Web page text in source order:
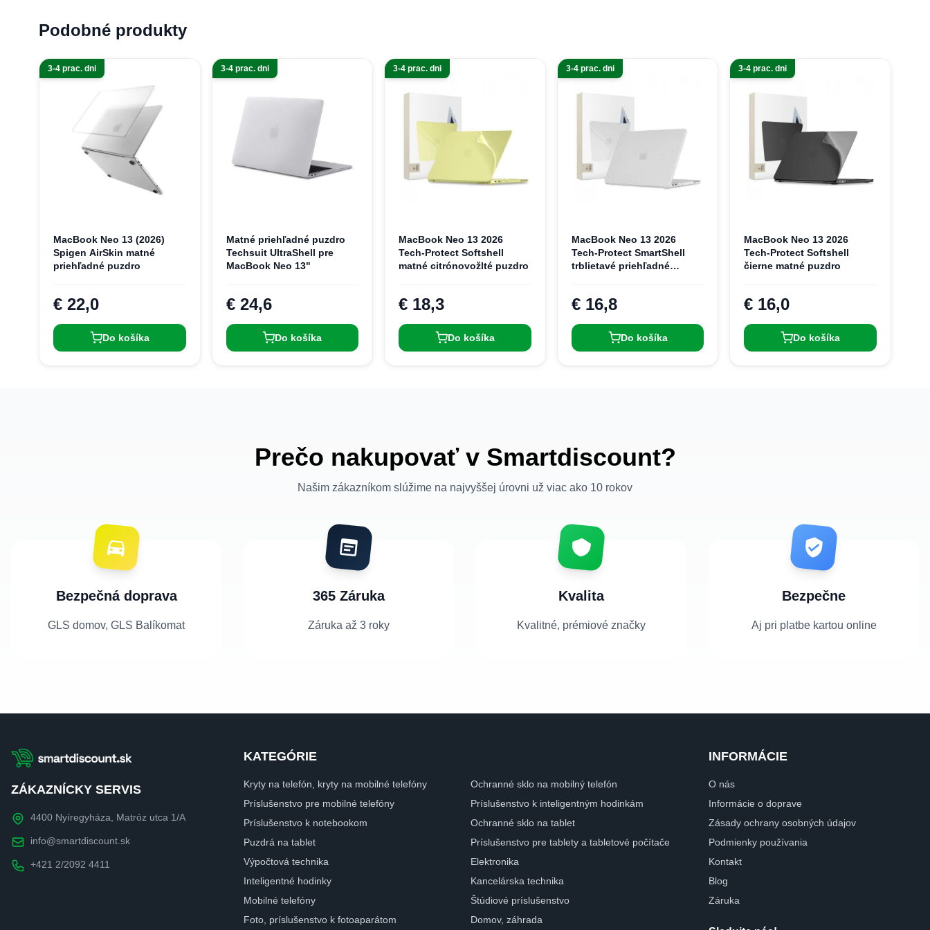
Podobné produkty
3-4 prac. dni
MacBook Neo 13 (2026)
Spigen AirSkin matné
priehľadné puzdro
€ 22,0
Do košíka
3-4 prac. dni
Matné priehľadné puzdro
Techsuit UltraShell pre
MacBook Neo 13"
€ 24,6
Do košíka
3-4 prac. dni
MacBook Neo 13 2026
Tech-Protect Softshell
matné citrónovožlté puzdro
€ 18,3
Do košíka
3-4 prac. dni
MacBook Neo 13 2026
Tech-Protect SmartShell
trblietavé priehľadné
€ 16,8
Do košíka
3-4 prac. dni
MacBook Neo 13 2026
Tech-Protect Softshell
čierne matné puzdro
€ 16,0
Do košíka
Prečo nakupovať v Smartdiscount?
Našim zákazníkom slúžime na najvyššej úrovni už viac ako 10 rokov
Bezpečná doprava
GLS domov, GLS Balíkomat
365 Záruka
Záruka až 3 roky
Kvalita
Kvalitné, prémiové značky
Bezpečne
Aj pri platbe kartou online
ZÁKAZNÍCKY SERVIS
4400 Nyíregyháza, Matróz utca 1/A
info@smartdiscount.sk
+421 2/2092 4411
KATEGÓRIE
Kryty na telefón, kryty na mobilné telefóny
Ochranné sklo na mobilný telefón
Príslušenstvo pre mobilné telefóny
Príslušenstvo k inteligentným hodinkám
Príslušenstvo k notebookom
Ochranné sklo na tablet
Puzdrá na tablet
Príslušenstvo pre tablety a tabletové počítače
Výpočtová technika
Elektronika
Inteligentné hodinky
Kancelárska technika
Mobilné telefóny
Štúdiové príslušenstvo
Foto, príslušenstvo k fotoaparátom
Domov, záhrada
INFORMÁCIE
O nás
Informácie o doprave
Zásady ochrany osobných údajov
Podmienky používania
Kontakt
Blog
Záruka